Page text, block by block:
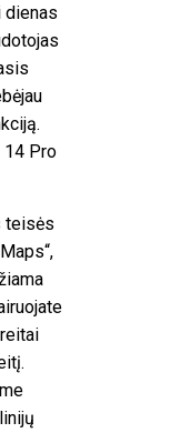
dienas
14 Pro
teisės